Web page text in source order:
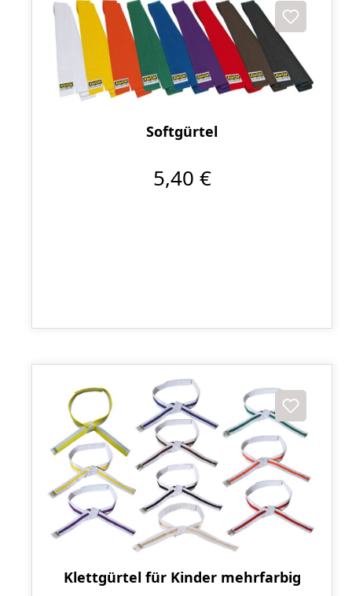
Softgürtel
5,40 €
Klettgürtel für Kinder mehrfarbig